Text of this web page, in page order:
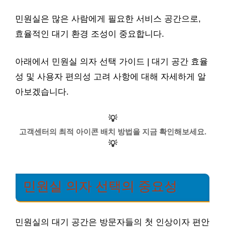
민원실은 많은 사람에게 필요한 서비스 공간으로,
효율적인 대기 환경 조성이 중요합니다.
아래에서 민원실 의자 선택 가이드 | 대기 공간 효율
성 및 사용자 편의성 고려 사항에 대해 자세하게 알
아보겠습니다.
💡
고객센터의 최적 아이콘 배치 방법을 지금 확인해보세요.
💡
민원실 의자 선택의 중요성
민원실의 대기 공간은 방문자들의 첫 인상이자 편안